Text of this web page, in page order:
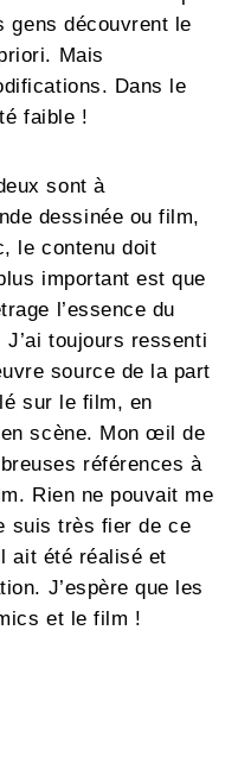
gens découvrent le
Mais
Dans le
faible !
sont à
dessinée ou film,
le contenu doit
important est que
l’essence du
toujours ressenti
source de la part
sur le film, en
scène. Mon œil de
références à
Rien ne pouvait me
suis très fier de ce
ait été réalisé et
J’espère que les
et le film !